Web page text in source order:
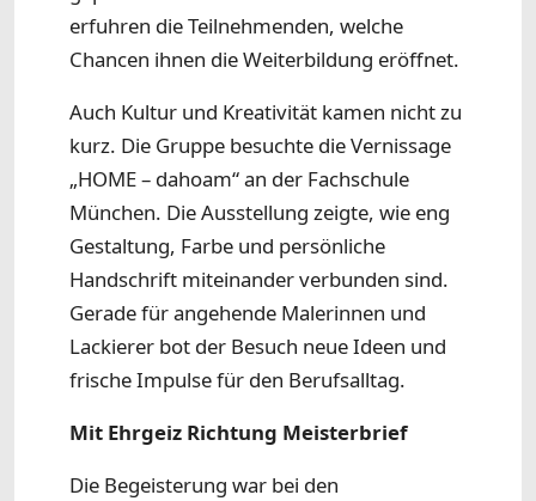
erfuhren die Teilnehmenden, welche
Chancen ihnen die Weiterbildung eröffnet.
Auch Kultur und Kreativität kamen nicht zu
kurz. Die Gruppe besuchte die Vernissage
„HOME – dahoam“ an der Fachschule
München. Die Ausstellung zeigte, wie eng
Gestaltung, Farbe und persönliche
Handschrift miteinander verbunden sind.
Gerade für angehende Malerinnen und
Lackierer bot der Besuch neue Ideen und
frische Impulse für den Berufsalltag.
Mit Ehrgeiz Richtung Meisterbrief
Die Begeisterung war bei den